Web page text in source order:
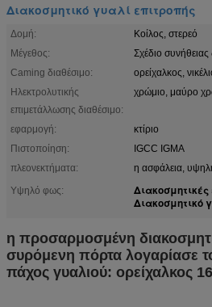
Διακοσμητικό γυαλί επιτροπής
Δομή:
Κοίλος, στερεό
Μέγεθος:
Σχέδιο συνήθειας
Caming διαθέσιμο:
ορείχαλκος,
Ηλεκτρολυτικής
επιμετάλλωσης διαθέσιμο:
χρώμιο, μαύρο
εφαρμογή:
κτίριο
Πιστοποίηση:
IGCC IGMA
πλεονεκτήματα:
η ασφάλεια, υψηλή
Υψηλό φως:
Διακοσμητικό
η προσαρμοσμένη
συρόμενη πόρτα λογαρίασε
πάχος γυαλιού: ορείχαλκος